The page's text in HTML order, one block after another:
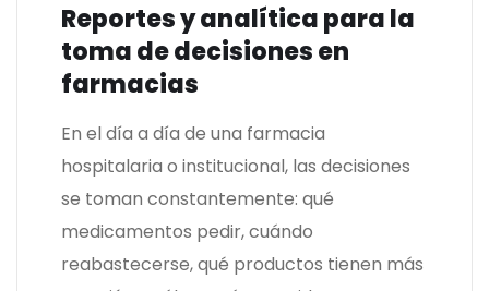
Reportes y analítica para la
toma de decisiones en
farmacias
En el día a día de una farmacia
hospitalaria o institucional, las decisiones
se toman constantemente: qué
medicamentos pedir, cuándo
reabastecerse, qué productos tienen más